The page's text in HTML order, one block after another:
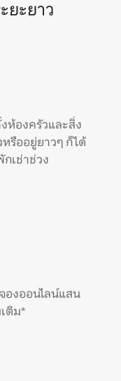
ยะยาว
ห้องครัวและสิ่ง
รืออยู่ยาวๆ ก็ได้
เช่าช่วง
องออนไลน์แสน
ติม*